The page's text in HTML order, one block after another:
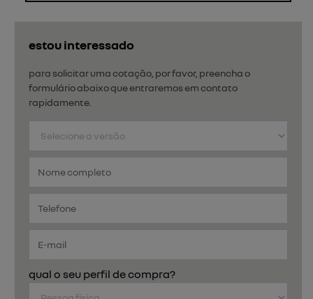
estou interessado
para solicitar uma cotação, por favor, preencha o
formulário abaixo que entraremos em contato
rapidamente.
qual o seu perfil de compra?